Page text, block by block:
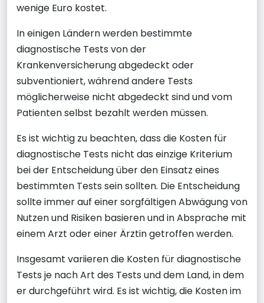
wenige Euro kostet.
In einigen Ländern werden bestimmte
diagnostische Tests von der
Krankenversicherung abgedeckt oder
subventioniert, während andere Tests
möglicherweise nicht abgedeckt sind und vom
Patienten selbst bezahlt werden müssen.
Es ist wichtig zu beachten, dass die Kosten für
diagnostische Tests nicht das einzige Kriterium
bei der Entscheidung über den Einsatz eines
bestimmten Tests sein sollten. Die Entscheidung
sollte immer auf einer sorgfältigen Abwägung von
Nutzen und Risiken basieren und in Absprache mit
einem Arzt oder einer Ärztin getroffen werden.
Insgesamt variieren die Kosten für diagnostische
Tests je nach Art des Tests und dem Land, in dem
er durchgeführt wird. Es ist wichtig, die Kosten im